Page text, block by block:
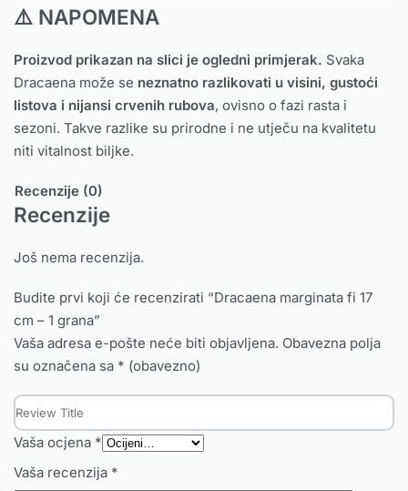
⚠️ NAPOMENA
Proizvod prikazan na slici je ogledni primjerak. Svaka
Dracaena može se neznatno razlikovati u visini, gustoći
listova i nijansi crvenih rubova, ovisno o fazi rasta i
sezoni. Takve razlike su prirodne i ne utječu na kvalitetu
niti vitalnost biljke.
Recenzije (0)
Recenzije
Još nema recenzija.
Budite prvi koji će recenzirati “Dracaena marginata fi 17
cm – 1 grana”
Vaša adresa e-pošte neće biti objavljena. Obavezna polja
su označena sa * (obavezno)
Vaša ocjena *
Vaša recenzija *